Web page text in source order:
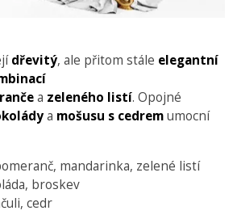
dřevitý, ale přitom stále elegantní
a zeleného listí. Opojné
a mošusu s cedremumocní
mandarinka, zelené listí
broskev
cedr